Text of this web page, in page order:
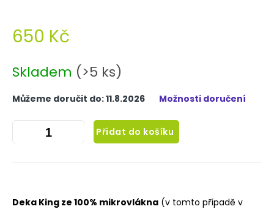
650 Kč
cena:
Skladem (>5 ks)
Můžeme doručit do:11.8.2026 Možnosti doručení
Přidat do košíku
Deka King ze 100% mikrovlákna (v tomto případě v